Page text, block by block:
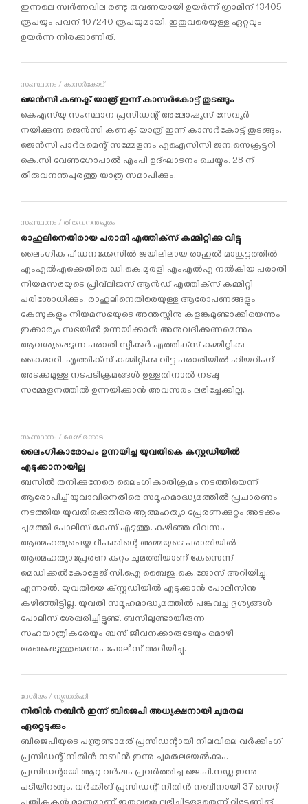
ഇന്നലെ സ്വര്‍ണവില രണ്ടു തവണയായി ഉയര്‍ന്ന് ഗ്രാമിന് 13405
രൂപയും പവന് 107240 രൂപയുമായി. ഇതുവരെയുള്ള ഏറ്റവും
ഉയര്‍ന്ന നിരക്കാണിത്.
സംസ്ഥാനം / കാസര്‍കോട്
ജെന്‍സി കണക്ട് യാത്ര് ഇന്ന് കാസര്‍കോട്ട് തുടങ്ങും
കെഎസ്‌യു സംസ്ഥാന പ്രസിഡന്റ് അലോഷ്യസ് സേവ്യര്‍
നയിക്കുന്ന ജെന്‍സി കണക്ട് യാത്ര് ഇന്ന് കാസര്‍കോട്ട് തുടങ്ങും.
ജെന്‍സി പാര്‍ലമെന്റ് സമ്മേളനം എഐസിസി ജന.സെക്രട്ടറി
കെ.സി വേണുഗോപാല്‍ എംപി ഉദ്ഘാടനം ചെയ്യും. 28 ന്
തിരുവനന്തപുരത്തു യാത്ര സമാപിക്കും.
സംസ്ഥാനം / തിരുവനന്തപുരം
രാഹുലിനെതിരായ പരാതി എത്തിക്‌സ് കമ്മിറ്റിക്കു വിട്ടു
ലൈംഗിക പീഡനക്കേസില്‍ ജയിലിലായ രാഹുല്‍ മാങ്കൂട്ടത്തില്‍
എംഎല്‍എക്കെതിരെ ഡി.കെ.മുരളി എംഎല്‍എ നല്‍കിയ പരാതി
നിയമസഭയുടെ പ്രിവ്‌ലിജസ് ആന്‍ഡ് എത്തിക്‌സ് കമ്മിറ്റി
പരിശോധിക്കും. രാഹുലിനെതിരെയുള്ള ആരോപണങ്ങളും
കേസുകളും നിയമസഭയുടെ അന്തസ്സിനു കളങ്കമുണ്ടാക്കിയെന്നും
ഇക്കാര്യം സഭയില്‍ ഉന്നയിക്കാന്‍ അനുവദിക്കണമെന്നും
ആവശ്യപ്പെടുന്ന പരാതി സ്പീക്കര്‍ എത്തിക്‌സ് കമ്മിറ്റിക്കു
കൈമാറി. എത്തിക്‌സ് കമ്മിറ്റിക്കു വിട്ട പരാതിയില്‍ ഹിയറിംഗ്
അടക്കമുള്ള നടപടിക്രമങ്ങള്‍ ഉള്ളതിനാല്‍ നടപ്പു
സമ്മേളനത്തില്‍ ഉന്നയിക്കാന്‍ അവസരം ലഭിച്ചേക്കില്ല.
സംസ്ഥാനം / കോഴിക്കോട്
ലൈംഗികാരോപം ഉന്നയിച്ച യുവതികെ കസ്റ്റഡിയില്‍
എടുക്കാനായില്ല
ബസില്‍ തനിക്കുനേരെ ലൈംഗികാതിക്രമം നടത്തിയെന്ന്
ആരോപിച്ച് യുവാവിനെതിരെ സമൂഹമാദ്ധ്യമത്തില്‍ പ്രചാരണം
നടത്തിയ യുവതിക്കെതിരെ ആത്മഹത്യാ പ്രേരണക്കുറ്റം അടക്കം
ചുമത്തി പോലീസ് കേസ് എടുത്തു. കഴിഞ്ഞ ദിവസം
ആത്മഹത്യചെയ്ത ദീപക്കിന്റെ അമ്മയുടെ പരാതിയില്‍
ആത്മഹത്യാപ്രേരണ കുറ്റം ചുമത്തിയാണ് കേസെന്ന്
മെഡിക്കല്‍കോളേജ് സി.ഐ ബൈജു.കെ.ജോസ് അറിയിച്ചു.
എന്നാല്‍, യുവതിയെ ക്‌സ്റ്റഡിയില്‍ എടുക്കാന്‍ പോലീസിനു
കഴിഞ്ഞിട്ടില്ല. യുവതി സമൂഹമാദ്ധ്യമത്തില്‍ പങ്കുവച്ച ദൃശ്യങ്ങള്‍
പോലീസ് ശേഖരിച്ചിട്ടുണ്ട്. ബസിലുണ്ടായിരുന്ന
സഹയാത്രികരേയും ബസ് ജീവനക്കാരുടേയും മൊഴി
രേഖപ്പെടുത്തുമെന്നും പോലീസ് അറിയിച്ചു.
ദേശീയം / ന്യൂഡല്‍ഹി
നിതിന്‍ നബിന്‍ ഇന്ന് ബിജെപി അധ്യക്ഷനായി ചുമതല
ഏറ്റെടുക്കും
ബിജെപിയുടെ പന്ത്രണ്ടാമത് പ്രസിഡന്റായി നിലവിലെ വര്‍ക്കിംഗ്
പ്രസിഡന്റ് നിതിന്‍ നബീന്‍ ഇന്നു ചുമതലയേല്‍ക്കും.
പ്രസിഡന്റായി ആറു വര്‍ഷം പ്രവര്‍ത്തിച്ച ജെ.പി.നഡ്ഡ ഇന്നു
പടിയിറങ്ങും. വര്‍ക്കിങ് പ്രസിഡന്റ് നിതിന്‍ നബീനായി 37 സെറ്റ്